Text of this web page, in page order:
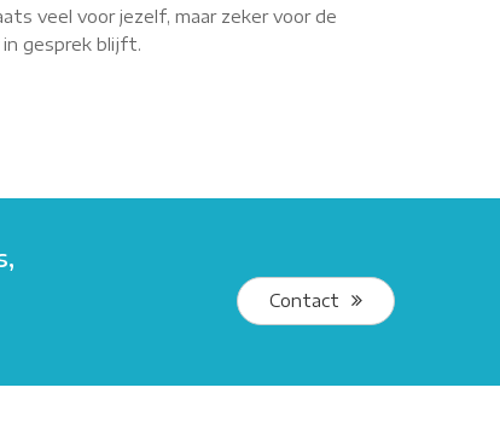
veel voor jezelf, maar zeker voor de
gesprek blijft.
Contact